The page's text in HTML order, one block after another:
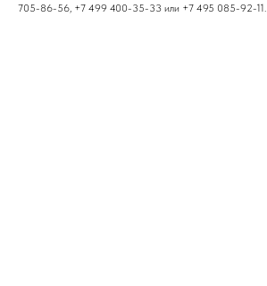
705-86-56, +7 499 400-35-33 или +7 495 085-92-11.